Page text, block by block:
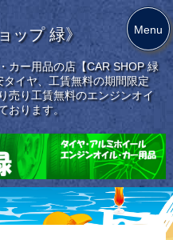
ップ 緑》
カー用品の店【CAR SHOP 緑
タイヤ、工賃無料の期間限定
売り工賃無料のエンジンオイ
おります。
Menu